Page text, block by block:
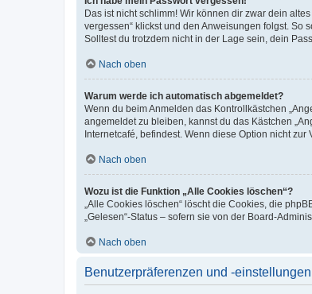
Das ist nicht schlimm! Wir können dir zwar dein
vergessen“ klickst und den Anweisungen folgst. So
Solltest du trotzdem nicht in der Lage sein, dein
Nach oben
Warum werde ich automatisch abgemeldet?
Wenn du beim Anmelden das Kontrollkästchen
angemeldet zu bleiben, kannst du das Kästchen
Internetcafé, befindest. Wenn diese Option nicht
Nach oben
Wozu ist die Funktion „Alle Cookies löschen“?
„Alle Cookies löschen“ löscht die Cookies, die
„Gelesen“-Status – sofern sie von der Board-
Nach oben
Benutzerpräferenzen und -einstellungen